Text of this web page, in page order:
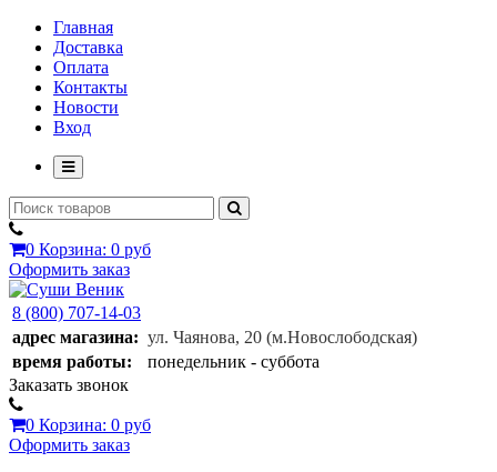
Главная
Доставка
Оплата
Контакты
Новости
Вход
0 Корзина: 0 руб
Оформить заказ
8 (800) 707-14-03
адрес магазина: ул. Чаянова, 20 (м.Новослободская)
время работы:
понедельник - суббота
Заказать звонок
0 Корзина: 0 руб
Оформить заказ